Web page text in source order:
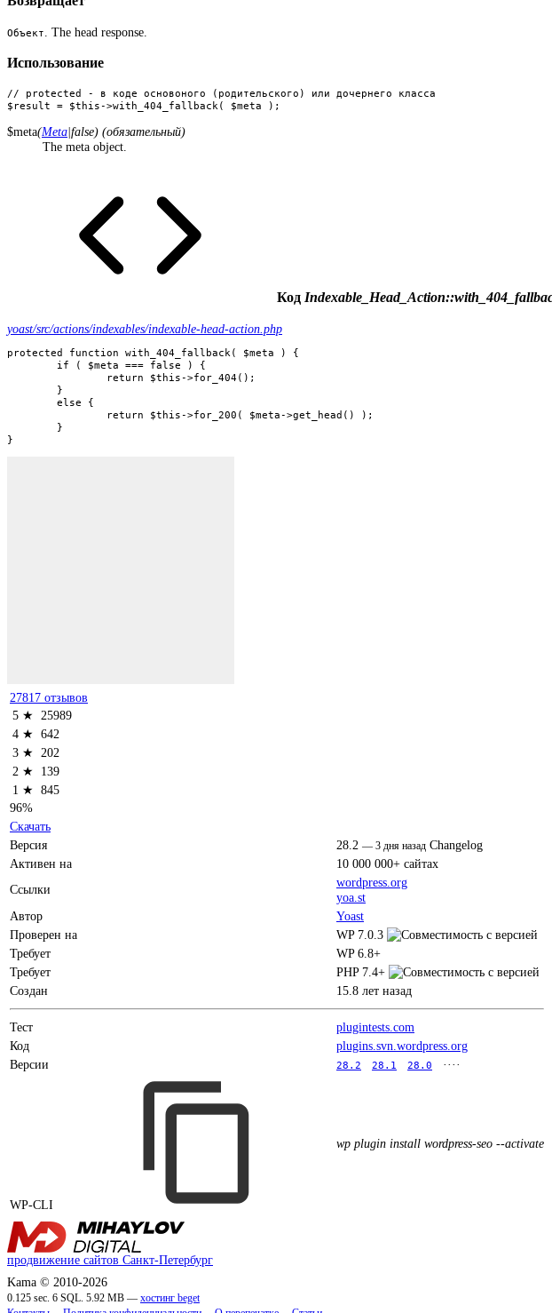
Объект . The head response.
Использование
// protected - в коде основоного (родительского) или дочернего класса
$result = $this->with_404_fallback( $meta );
$meta(Meta|false) (обязательный)
The meta object.
Код
yoast/src/actions/indexables/indexable-head-action.php
protected function with_404_fallback( $meta ) {
}
27817 отзывов
5 ★
25989
4 ★ 642
3 ★
202
2 ★
139
1 ★ 845
96%
Скачать
Версия
28.2 — 3 дня назад Changelog
Активен на
10 000 000+ сайтах
Ссылки
wordpress.org
yoa.st
Автор
Yoast
Проверен на
WP 7.0.3
Требует
WP 6.8+
Требует
PHP 7.4+
Создан
15.8 лет назад
Тест
plugintests.com
Код
plugins.svn.wordpress.org
Версии
28.2 28.1 28.0 ····
WP-CLI
wp plugin install wordpress-seo --activate
продвижение сайтов Санкт-Петербург
Kama © 2010-2026
0.125 sec. 6 SQL. 5.92 MB — хостинг beget